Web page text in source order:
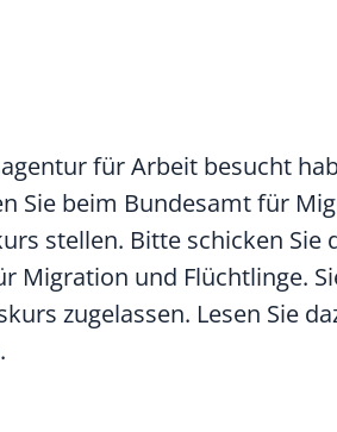
für Arbeit besucht
Sie beim Bundesamt für
stellen. Bitte schicken Sie
Migration und Flüchtlinge.
zugelassen. Lesen Sie